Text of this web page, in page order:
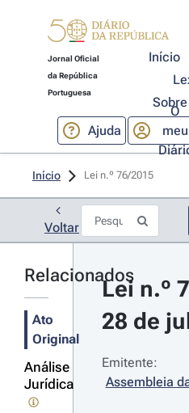
Jornal Oficial
da República
Portuguesa
Início
Ajuda
O
meu
Início Lei n.º 76/2015
Voltar
Relacionados
Ato
Original
Análise
Jurídica
Lei n.º
28 de
Emitente:
Assembleia